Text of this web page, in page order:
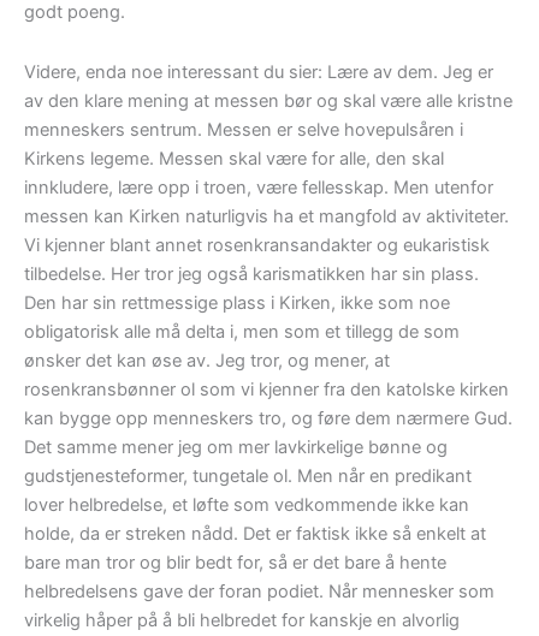
godt poeng.
Videre, enda noe interessant du sier: Lære av dem. Jeg er
av den klare mening at messen bør og skal være alle kristne
menneskers sentrum. Messen er selve hovepulsåren i
Kirkens legeme. Messen skal være for alle, den skal
innkludere, lære opp i troen, være fellesskap. Men utenfor
messen kan Kirken naturligvis ha et mangfold av aktiviteter.
Vi kjenner blant annet rosenkransandakter og eukaristisk
tilbedelse. Her tror jeg også karismatikken har sin plass.
Den har sin rettmessige plass i Kirken, ikke som noe
obligatorisk alle må delta i, men som et tillegg de som
ønsker det kan øse av. Jeg tror, og mener, at
rosenkransbønner ol som vi kjenner fra den katolske kirken
kan bygge opp menneskers tro, og føre dem nærmere Gud.
Det samme mener jeg om mer lavkirkelige bønne og
gudstjenesteformer, tungetale ol. Men når en predikant
lover helbredelse, et løfte som vedkommende ikke kan
holde, da er streken nådd. Det er faktisk ikke så enkelt at
bare man tror og blir bedt for, så er det bare å hente
helbredelsens gave der foran podiet. Når mennesker som
virkelig håper på å bli helbredet for kanskje en alvorlig